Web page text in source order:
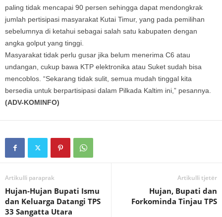
paling tidak mencapai 90 persen sehingga dapat mendongkrak
jumlah pertisipasi masyarakat Kutai Timur, yang pada pemilihan
sebelumnya di ketahui sebagai salah satu kabupaten dengan
angka golput yang tinggi.
Masyarakat tidak perlu gusar jika belum menerima C6 atau
undangan, cukup bawa KTP elektronika atau Suket sudah bisa
mencoblos. “Sekarang tidak sulit, semua mudah tinggal kita
bersedia untuk berpartisipasi dalam Pilkada Kaltim ini,” pesannya.
(ADV-KOMINFO)
Artikulli paraprak
Hujan-Hujan Bupati Ismu
dan Keluarga Datangi TPS
33 Sangatta Utara
Artikulli tjetër
Hujan, Bupati dan
Forkominda Tinjau TPS